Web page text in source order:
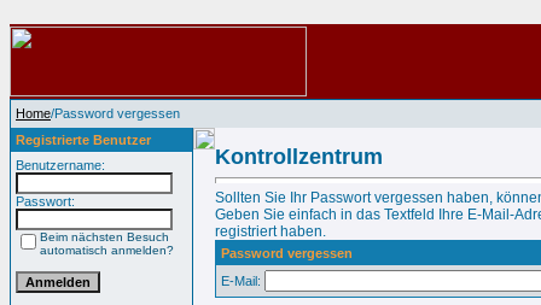
Home/Password vergessen
Registrierte Benutzer
Benutzername:
Passwort:
Beim nächsten Besuch
automatisch anmelden?
Kontrollzentrum
Sollten Sie Ihr Passwort vergessen haben,
Geben Sie einfach in das Textfeld Ihre E-Mail-
registriert haben.
Password vergessen
E-Mail: